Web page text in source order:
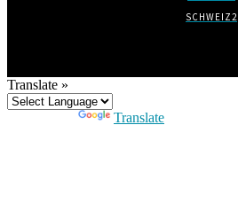
SCHWEIZ2
Translate »
Translate